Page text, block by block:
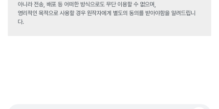
아니라 전송, 배포 등 어떠한 방식으로도 무단 이용할 수 없으며,
영리적인 목적으로 사용할 경우 원작자에게 별도의 동의를 받아야함을 알려드립니
다.